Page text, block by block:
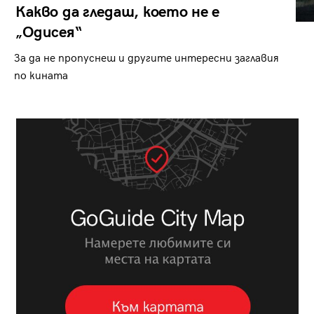
Какво да гледаш, което не е
„Одисея“
За да не пропуснеш и другите интересни заглавия
по кината